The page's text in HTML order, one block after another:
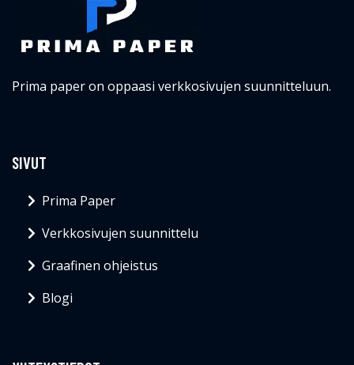
Prima paper on oppaasi verkkosivujen suunnitteluun.
SIVUT
Prima Paper
Verkkosivujen suunnittelu
Graafinen ohjeistus
Blogi